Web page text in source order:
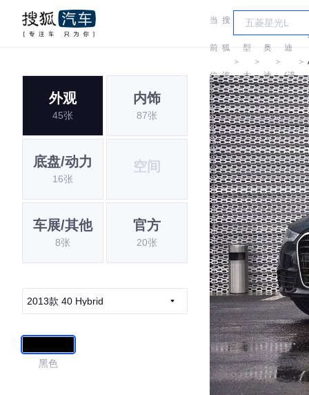
当
前
位
置:
搜
狐
汽
车
＞
车
型
大
全
＞
奥
迪
＞
奥
迪
(进
口)
＞
外观
45张
内饰
87张
底盘/动力
16张
空间
车展/其他
8张
官方
20张
2013款 40 Hybrid
黑色